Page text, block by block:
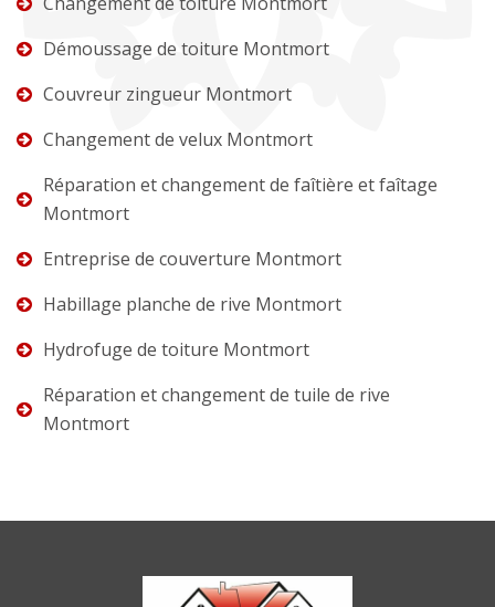
Démoussage de toiture Montmort
Couvreur zingueur Montmort
Changement de velux Montmort
Réparation et changement de faîtière et faîtage
Montmort
Entreprise de couverture Montmort
Habillage planche de rive Montmort
Hydrofuge de toiture Montmort
Réparation et changement de tuile de rive
Montmort